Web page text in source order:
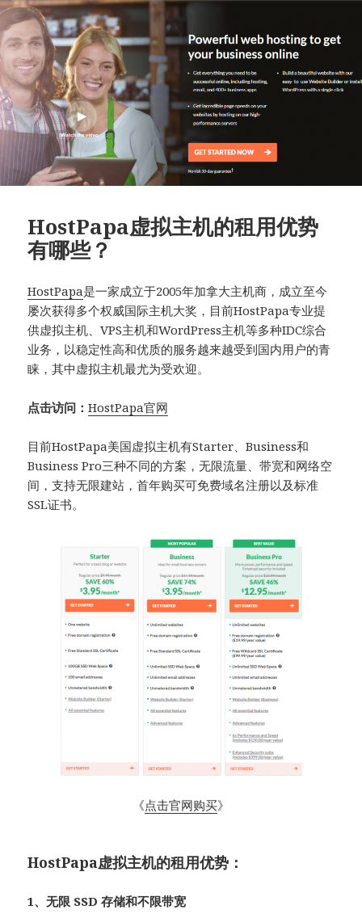
HostPapa虚拟主机的租用优势
有哪些？
HostPapa是一家成立于2005年加拿大主机商，成立至今
屡次获得多个权威国际主机大奖，目前HostPapa专业提
供虚拟主机、VPS主机和WordPress主机等多种IDC综合
业务，以稳定性高和优质的服务越来越受到国内用户的青
睐，其中虚拟主机最尤为受欢迎。
点击访问：HostPapa官网
目前HostPapa美国虚拟主机有Starter、Business和
Business Pro三种不同的方案，无限流量、带宽和网络空
间，支持无限建站，首年购买可免费域名注册以及标准
SSL证书。
《点击官网购买》
HostPapa虚拟主机的租用优势：
1、无限 SSD 存储和不限带宽